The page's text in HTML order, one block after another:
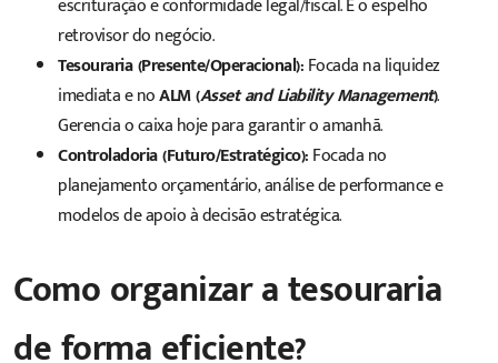
escrituração e conformidade legal/fiscal. É o espelho
retrovisor do negócio.
Tesouraria (Presente/Operacional):Focada na liquidez
imediata e noALM (Asset and Liability Management).
Gerencia o caixa hoje para garantir o amanhã.
Controladoria (Futuro/Estratégico):Focada no
planejamento orçamentário, análise de performance e
modelos de apoio à decisão estratégica.
Como organizar a tesouraria
de forma eficiente?